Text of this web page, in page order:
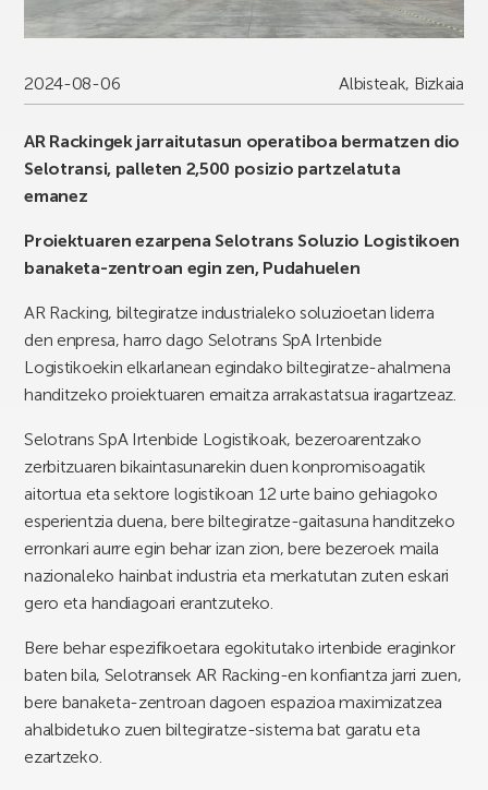
2024-08-06 Albisteak, Bizkaia
AR Rackingek jarraitutasun operatiboa bermatzen dio
Selotransi, palleten 2,500 posizio partzelatuta
emanez
Proiektuaren ezarpena Selotrans Soluzio Logistikoen
banaketa-zentroan egin zen, Pudahuelen
AR Racking, biltegiratze industrialeko soluzioetan liderra
den enpresa, harro dago Selotrans SpA Irtenbide
Logistikoekin elkarlanean egindako biltegiratze-ahalmena
handitzeko proiektuaren emaitza arrakastatsua iragartzeaz.
Selotrans SpA Irtenbide Logistikoak, bezeroarentzako
zerbitzuaren bikaintasunarekin duen konpromisoagatik
aitortua eta sektore logistikoan 12 urte baino gehiagoko
esperientzia duena, bere biltegiratze-gaitasuna handitzeko
erronkari aurre egin behar izan zion, bere bezeroek maila
nazionaleko hainbat industria eta merkatutan zuten eskari
gero eta handiagoari erantzuteko.
Bere behar espezifikoetara egokitutako irtenbide eraginkor
baten bila, Selotransek AR Racking-en konfiantza jarri zuen,
bere banaketa-zentroan dagoen espazioa maximizatzea
ahalbidetuko zuen biltegiratze-sistema bat garatu eta
ezartzeko.